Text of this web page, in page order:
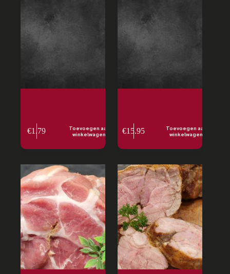
€1.79
Toevoegen aan
winkelwagen
€15.95
Toevoegen aan
winkelwagen